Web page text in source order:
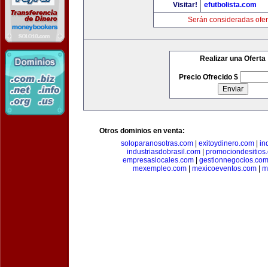
Visitar!
efutbolista.com
Serán consideradas
Realizar una Oferta
Precio Ofrecido $
Otros dominios en venta:
soloparanosotras.com
exitoydinero.com
industriasdobrasil.com|
empresaslocales.com| gestionnegocios.com
mexempleo.com| mexicoeventos.com|